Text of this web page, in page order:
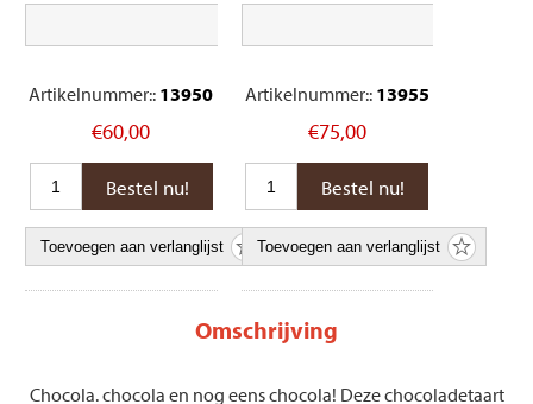
Artikelnummer:: 13950
€60,00
Artikelnummer:: 13955
€75,00
Omschrijving
Chocola. chocola en nog eens chocola! Deze chocoladetaart